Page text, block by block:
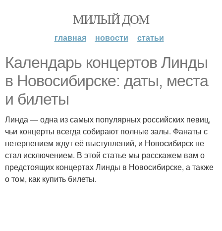
МИЛЫЙ ДОМ
главная новости статьи
Календарь концертов Линды
в Новосибирске: даты, места
и билеты
Линда — одна из самых популярных российских певиц,
чьи концерты всегда собирают полные залы. Фанаты с
нетерпением ждут её выступлений, и Новосибирск не
стал исключением. В этой статье мы расскажем вам о
предстоящих концертах Линды в Новосибирске, а также
о том, как купить билеты.